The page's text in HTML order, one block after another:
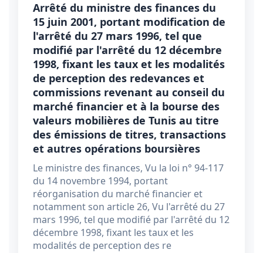
Arrêté du ministre des finances du
15 juin 2001, portant modification de
l'arrêté du 27 mars 1996, tel que
modifié par l'arrêté du 12 décembre
1998, fixant les taux et les modalités
de perception des redevances et
commissions revenant au conseil du
marché financier et à la bourse des
valeurs mobilières de Tunis au titre
des émissions de titres, transactions
et autres opérations boursières
Le ministre des finances, Vu la loi n° 94-117
du 14 novembre 1994, portant
réorganisation du marché financier et
notamment son article 26, Vu l'arrêté du 27
mars 1996, tel que modifié par l'arrêté du 12
décembre 1998, fixant les taux et les
modalités de perception des re